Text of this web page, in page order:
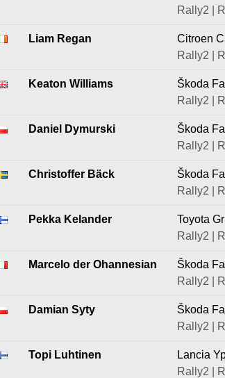
Rally2 |
Liam Regan
Citroen
Rally2 |
Keaton Williams
Škoda
Rally2 |
Daniel Dymurski
Škoda
Rally2 |
Christoffer Bäck
Škoda
Rally2 |
Pekka Kelander
Toyota
Rally2 |
Marcelo der Ohannesian
Škoda
Rally2 |
Damian Syty
Škoda
Rally2 |
Topi Luhtinen
Lancia
Rally2 |